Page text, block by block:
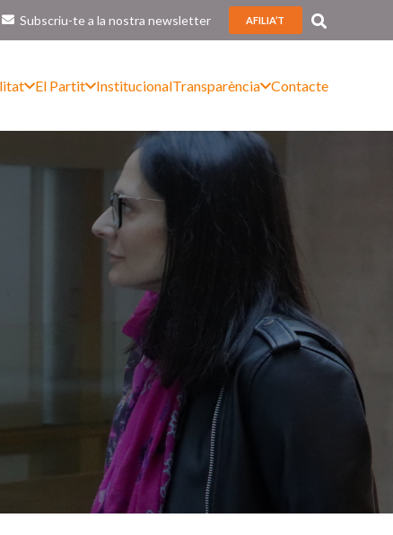
Subscriu-te a la nostra newsletter AFILIA’T
El Partit InstitucionalTransparència Contacte